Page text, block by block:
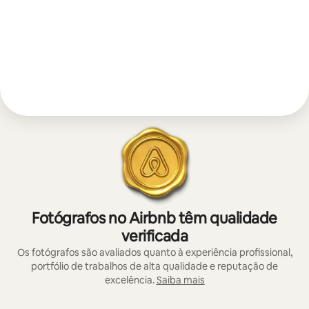
Fotógrafos no Airbnb têm qualidade
verificada
Os fotógrafos são avaliados quanto à experiência profissional,
portfólio de trabalhos de alta qualidade e reputação de
excelência.Saiba mais